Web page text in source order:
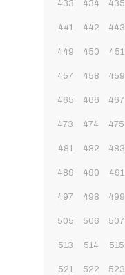
433 434 435
441 442 443
449 450 451
457 458 459
465 466 467
473 474 475
481 482 483
489 490 491
497 498 499
505 506 507
513 514 515
521 522 523